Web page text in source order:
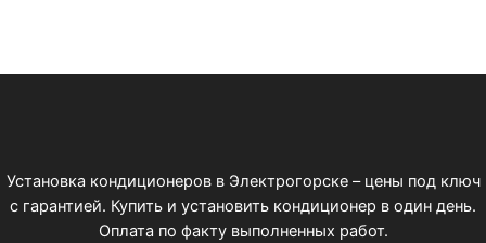
Установка кондиционеров в Электрогорске – цены под ключ
с гарантией. Купить и установить кондиционер в один день.
Оплата по факту выполненных работ.